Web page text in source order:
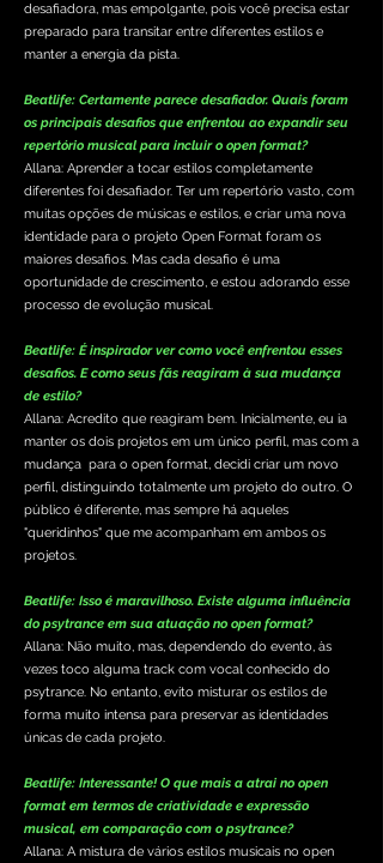
desafiadora, mas empolgante, pois você precisa estar
preparado para transitar entre diferentes estilos e
manter a energia da pista.
Beatlife: Certamente parece desafiador. Quais foram
os principais desafios que enfrentou ao expandir seu
repertório musical para incluir o open format?
Allana: Aprender a tocar estilos completamente
diferentes foi desafiador. Ter um repertório vasto, com
muitas opções de músicas e estilos, e criar uma nova
identidade para o projeto Open Format foram os
maiores desafios. Mas cada desafio é uma
oportunidade de crescimento, e estou adorando esse
processo de evolução musical.
Beatlife: É inspirador ver como você enfrentou esses
desafios. E como seus fãs reagiram à sua mudança
de estilo?
Allana: Acredito que reagiram bem. Inicialmente, eu ia
manter os dois projetos em um único perfil, mas com a
mudança para o open format, decidi criar um novo
perfil, distinguindo totalmente um projeto do outro. O
público é diferente, mas sempre há aqueles
"queridinhos" que me acompanham em ambos os
projetos.
Beatlife: Isso é maravilhoso. Existe alguma influência
do psytrance em sua atuação no open format?
Allana: Não muito, mas, dependendo do evento, às
vezes toco alguma track com vocal conhecido do
psytrance. No entanto, evito misturar os estilos de
forma muito intensa para preservar as identidades
únicas de cada projeto.
Beatlife: Interessante! O que mais a atrai no open
format em termos de criatividade e expressão
musical, em comparação com o psytrance?
Allana: A mistura de vários estilos musicais no open